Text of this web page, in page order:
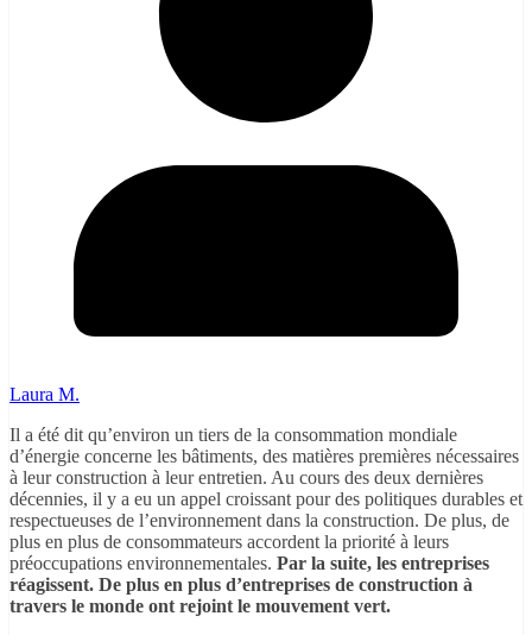
Laura M.
Il a été dit qu’environ un tiers de la consommation mondiale
d’énergie concerne les bâtiments, des matières premières nécessaires
à leur construction à leur entretien. Au cours des deux dernières
décennies, il y a eu un appel croissant pour des politiques durables et
respectueuses de l’environnement dans la construction. De plus, de
plus en plus de consommateurs accordent la priorité à leurs
préoccupations environnementales. Par la suite, les entreprises
réagissent. De plus en plus d’entreprises de construction à
travers le monde ont rejoint le mouvement vert.